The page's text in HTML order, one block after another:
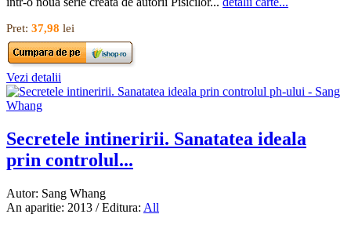
Pret: 37,98 lei
Vezi detalii
Secretele intineririi. Sanatatea ideala
prin controlul...
Autor: Sang Whang
An aparitie: 2013 / Editura: All